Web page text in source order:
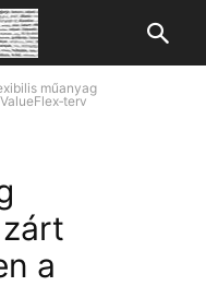
műanyag
a